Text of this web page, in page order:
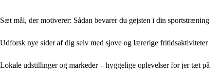
Sæt mål, der motiverer: Sådan bevarer du gejsten i din sportstræning
Udforsk nye sider af dig selv med sjove og lærerige fritidsaktiviteter
Lokale udstillinger og markeder – hyggelige oplevelser for jer tæt på